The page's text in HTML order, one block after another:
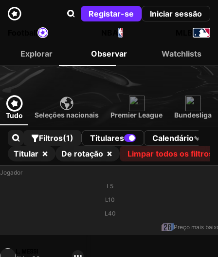
Registar-se
Iniciar sessão
NBA
Explorar Observar Watchlists
Tudo Seleções nacionais Premier League Bundesliga
Filtros(1) Titulares
Calendário
Titular
De rotação Limpar todos os filtros
Jogador
L5
L10
L40
Preço mais